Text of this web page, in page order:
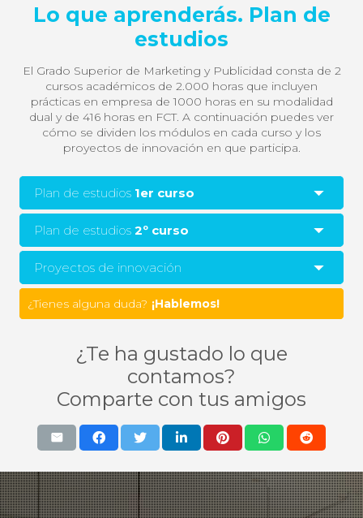
Lo que aprenderás. Plan de
estudios
El Grado Superior de Marketing y Publicidad consta de 2
cursos académicos de 2.000 horas que incluyen
prácticas en empresa de 1000 horas en su modalidad
dual y de 416 horas en FCT. A continuación puedes ver
cómo se dividen los módulos en cada curso y los
proyectos de innovación en que participa.
Plan de estudios 1er curso
Plan de estudios 2º curso
Proyectos de innovación
¿Tienes alguna duda?
¿Te ha gustado lo que
contamos?
Comparte con tus amigos